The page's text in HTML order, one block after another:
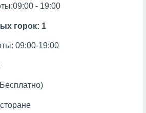
- 19:00
горок: 1
09:00-19:00